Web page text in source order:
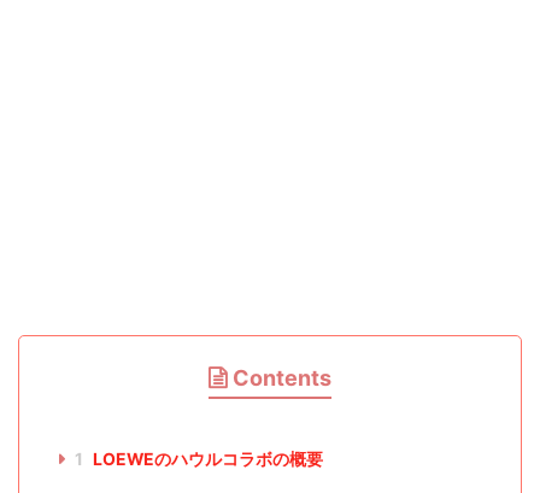
Contents
1 LOEWEのハウルコラボの概要